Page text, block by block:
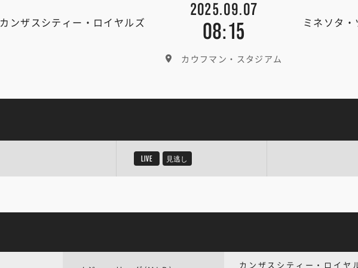
カンザスシティー・ロイヤルズ
2025.09.07
08:15 ミネソタ
カウフマン・スタジアム
LIVE 見逃し
カンザスシティー・ロイヤ